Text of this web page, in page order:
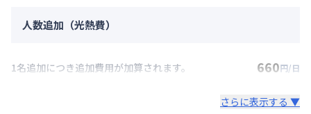
人数追加（光熱費）
1名追加につき追加費用が加算されます。 660円/日
さらに表示する ▼